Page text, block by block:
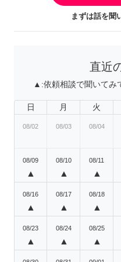
まずは話を聞
直近
▲:依頼相談で聞いてみ
日 月 火
08/02 08/03 08/04
08/09
▲
08/10
▲
08/11
▲
08/16
▲
08/17
▲
08/18
▲
08/23
▲
08/24
▲
08/25
▲